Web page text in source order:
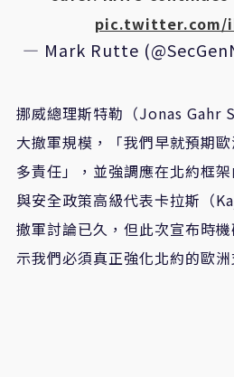
pic.twitter.com/
— Mark Rutte
挪威總理斯特勒（Jonas Gahr
大撤軍規模，「我們早就預期
多責任」，並強調應在北約框
與安全政策高級代表卡拉斯（
撤軍討論已久，但此次宣布時
示我們必須真正強化北約的歐洲